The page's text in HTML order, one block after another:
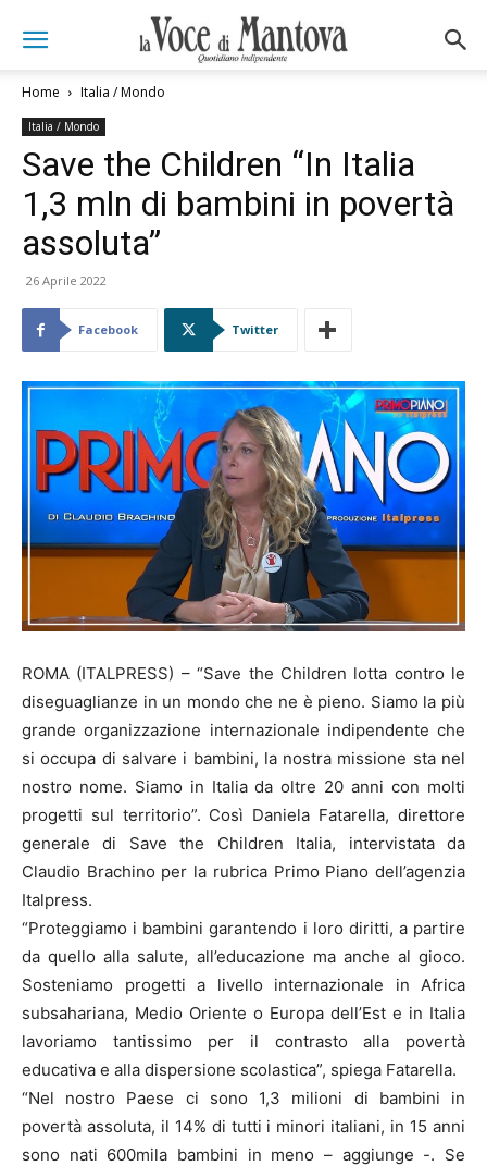
Home Italia / Mondo
Italia / Mondo
Save the Children “In Italia
1,3 mln di bambini in povertà
assoluta”
26 Aprile 2022
Facebook Twitter
ROMA (ITALPRESS) – “Save the Children lotta contro le
diseguaglianze in un mondo che ne è pieno. Siamo la più
grande organizzazione internazionale indipendente che
si occupa di salvare i bambini, la nostra missione sta nel
nostro nome. Siamo in Italia da oltre 20 anni con molti
progetti sul territorio”. Così Daniela Fatarella, direttore
generale di Save the Children Italia, intervistata da
Claudio Brachino per la rubrica Primo Piano dell’agenzia
Italpress.
“Proteggiamo i bambini garantendo i loro diritti, a partire
da quello alla salute, all’educazione ma anche al gioco.
Sosteniamo progetti a livello internazionale in Africa
subsahariana, Medio Oriente o Europa dell’Est e in Italia
lavoriamo tantissimo per il contrasto alla povertà
educativa e alla dispersione scolastica”, spiega Fatarella.
“Nel nostro Paese ci sono 1,3 milioni di bambini in
povertà assoluta, il 14% di tutti i minori italiani, in 15 anni
sono nati 600mila bambini in meno – aggiunge -. Se